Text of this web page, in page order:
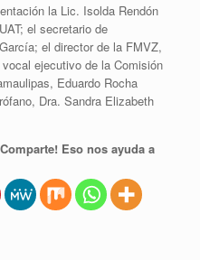
la Lic. Isolda Rendón
el secretario de
el director de la FMVZ,
ejecutivo de la Comisión
Eduardo Rocha
Dra. Sandra Elizabeth
Eso nos ayuda a